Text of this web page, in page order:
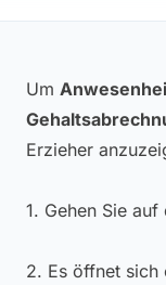
Um
Erzieher
1. Gehen Sie auf
2. Es öffnet sich